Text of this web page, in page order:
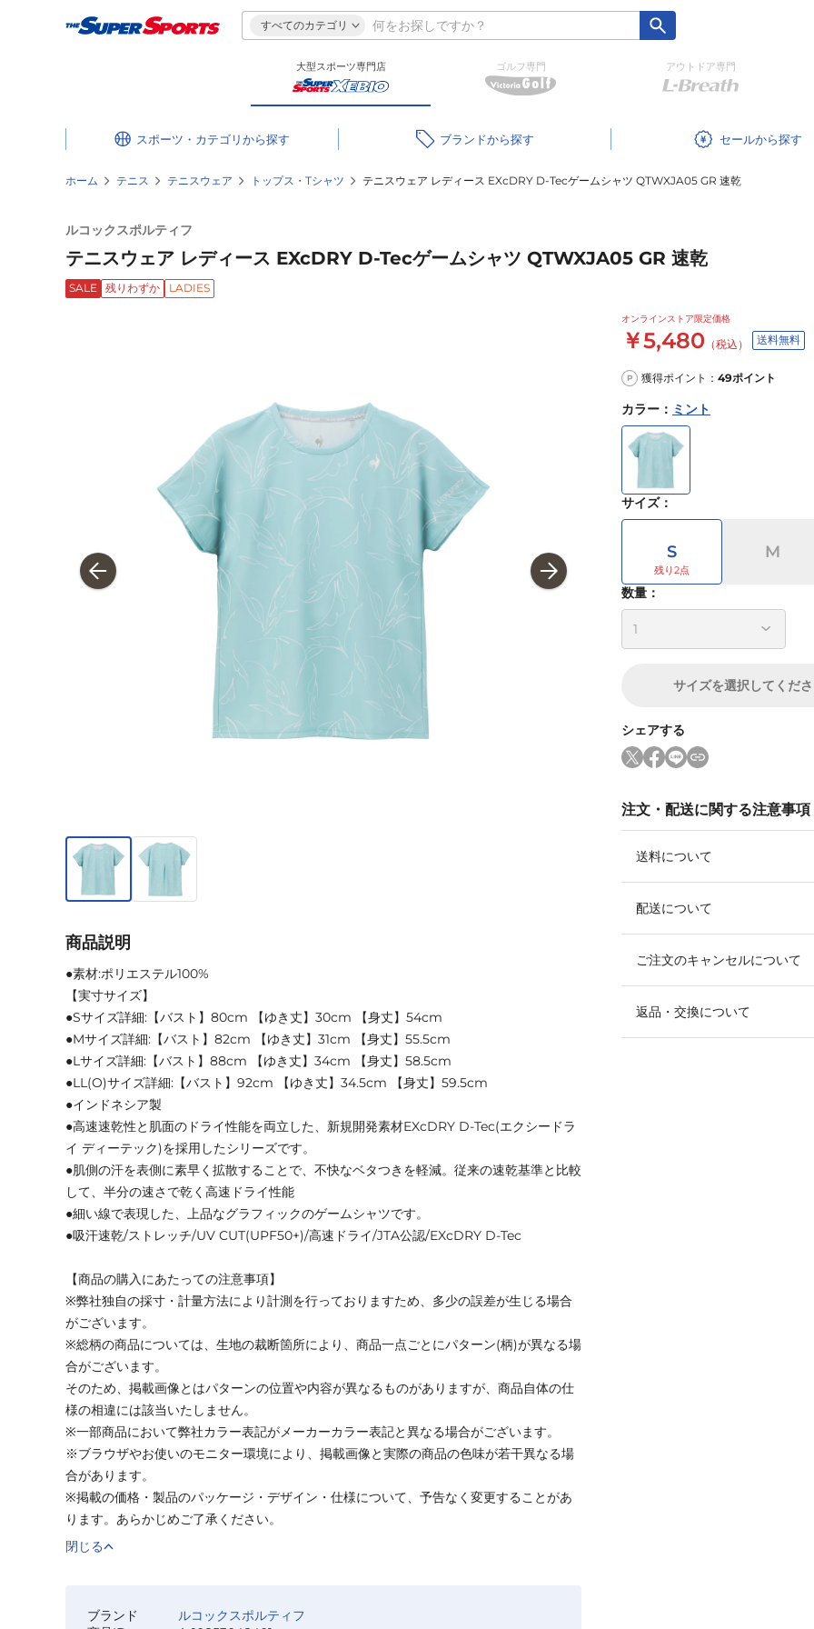
すべてのカテゴリ
大型スポーツ専門店 ゴルフ専門 アウトドア専門
スポーツ・カテゴリ ブランド セール
ホーム テニス テニスウェア トップス・Tシャツ テニスウェア レディース EXcDRY D-Tecゲームシャツ QTWXJA05 GR 速乾
ルコックスポルティフ
テニスウェア レディース EXcDRY D-Tecゲームシャツ QTWXJA05 GR 速乾
SALE 残りわずか LADIES
オンラインストア限定価格
￥5,480 （税込） 送料無料
P 獲得ポイント： 49ポイント
カラー ： ミント
サイズ：
S M
数量：
サイズを選択してくだ
シェアする
注文・配送に関する注意事項
送料について
配送について
ご注文のキャンセルについて
返品・交換について
商品説明
●素材:ポリエステル100%
【実寸サイズ】
●Sサイズ詳細:【バスト】80cm 【ゆき丈】30cm 【身丈】54cm
●Mサイズ詳細:【バスト】82cm 【ゆき丈】31cm 【身丈】55.5cm
●Lサイズ詳細:【バスト】88cm 【ゆき丈】34cm 【身丈】58.5cm
●LL(O)サイズ詳細:【バスト】92cm 【ゆき丈】34.5cm 【身丈】59.5cm
●インドネシア製
●高速速乾性と肌面のドライ性能を両立した、新規開発素材EXcDRY D-Tec(エクシードラ
イ ディーテック)を採用したシリーズです。
●肌側の汗を表側に素早く拡散することで、不快なベタつきを軽減。従来の速乾基準と比較
して、半分の速さで乾く高速ドライ性能
●細い線で表現した、上品なグラフィックのゲームシャツです。
●吸汗速乾/ストレッチ/UV CUT(UPF50+)/高速ドライ/JTA公認/EXcDRY D-Tec
【商品の購入にあたっての注意事項】
※弊社独自の採寸・計量方法により計測を行っておりますため、多少の誤差が生じる場合
がございます。
※総柄の商品については、生地の裁断箇所により、商品一点ごとにパターン(柄)が異なる場
合がございます。
そのため、掲載画像とはパターンの位置や内容が異なるものがありますが、商品自体の仕
様の相違には該当いたしません。
※一部商品において弊社カラー表記がメーカーカラー表記と異なる場合がございます。
※ブラウザやお使いのモニター環境により、掲載画像と実際の商品の色味が若干異なる場
合があります。
※掲載の価格・製品のパッケージ・デザイン・仕様について、予告なく変更することがあ
ります。あらかじめご了承ください。
閉じる
ブランド
ルコックスポルティフ